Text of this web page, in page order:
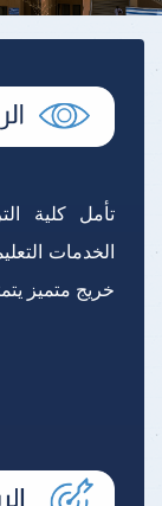
تأمل كلية
الخدمات
خريج متميز